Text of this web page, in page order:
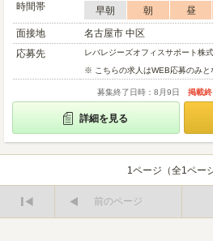
時間帯
早朝 朝 昼
面接地
名古屋市 中区
応募先
レバレジーズオフィスサポート株
※ こちらの求人はWEB応募のみと
募集終了日時：8月9日 掲載
詳細を見る
1ページ（全1ペー
前のページ